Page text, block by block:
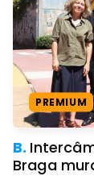
PREMIUM
B.
Braga